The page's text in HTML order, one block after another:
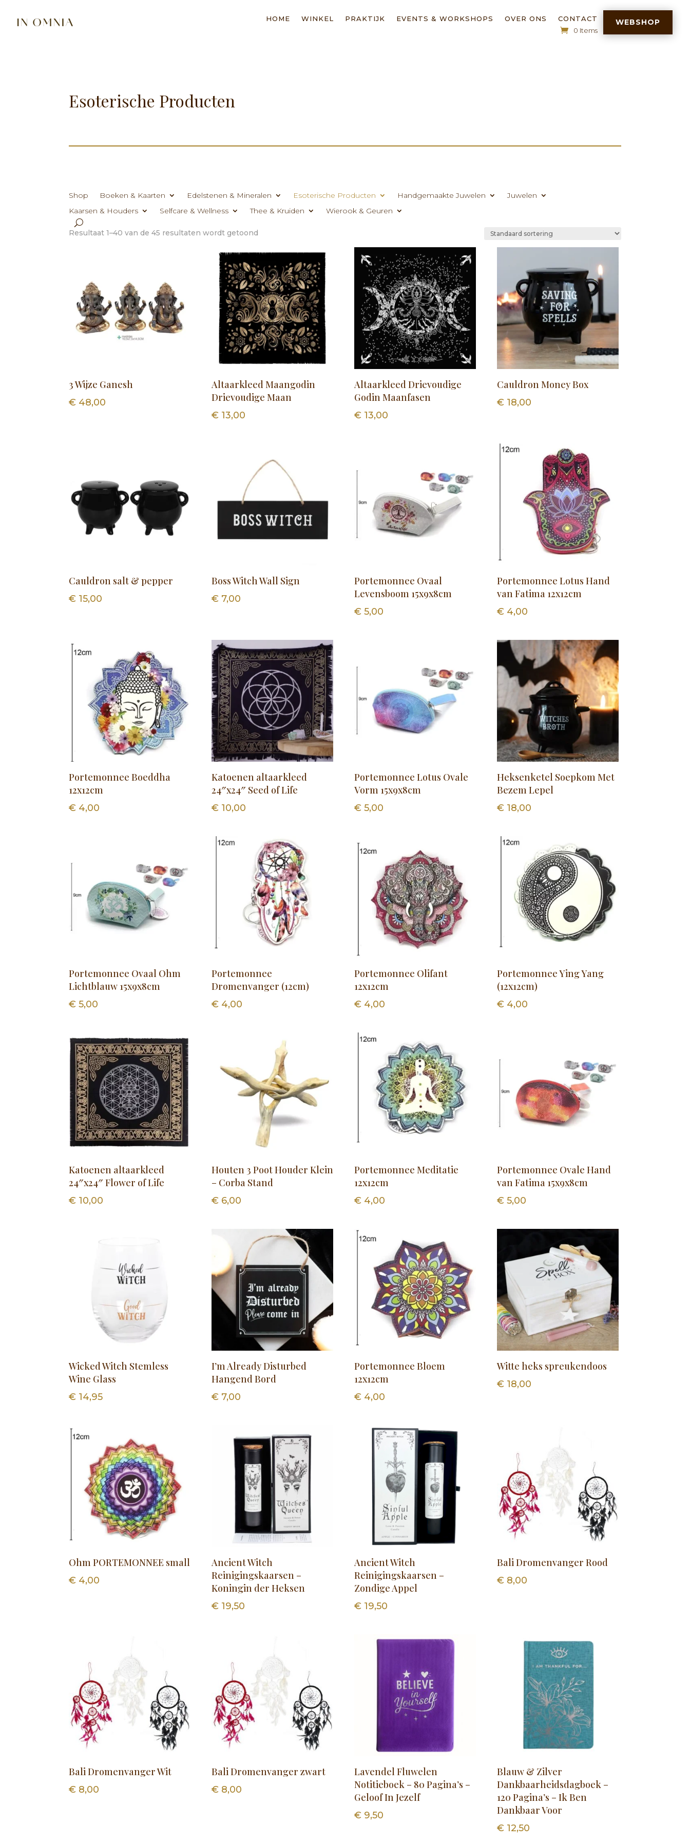
HOME WINKEL PRAKTIJK EVENTS & WORKSHOPS OVER ONS
CONTACT
0 Items
WEBSHOP
Esoterische Producten
Shop Boeken & Kaarten Edelstenen & Mineralen Esoterische Producten Handgemaakte Juwelen
Juwelen
Kaarsen & Houders
Selfcare & Wellness Thee & Kruiden Wierook & Geuren
Resultaat 1–40 van de 45 resultaten wordt getoond
3 Wijze Ganesh
€ 48,00
Altaarkleed Maangodin
Drievoudige Maan
€ 13,00
Altaarkleed Drievoudige
Godin Maanfasen
€ 13,00
Cauldron Money Box
€ 18,00
Cauldron salt & pepper
€ 15,00
Boss Witch Wall Sign
€ 7,00
Portemonnee Ovaal
Levensboom 15x9x8cm
€ 5,00
Portemonnee Lotus Hand
van Fatima 12x12cm
€ 4,00
Portemonnee Boeddha
12x12cm
€ 4,00
Katoenen altaarkleed
24″x24″ Seed of Life
€ 10,00
Portemonnee Lotus Ovale
Vorm 15x9x8cm
€ 5,00
Heksenketel Soepkom Met
Bezem Lepel
€ 18,00
Portemonnee Ovaal Ohm
Lichtblauw 15x9x8cm
€ 5,00
Portemonnee
Dromenvanger (12cm)
€ 4,00
Portemonnee Olifant
12x12cm
€ 4,00
Portemonnee Ying Yang
(12x12cm)
€ 4,00
Katoenen altaarkleed
24″x24″ Flower of Life
€ 10,00
Houten 3 Poot Houder Klein
– Corba Stand
€ 6,00
Portemonnee Meditatie
12x12cm
€ 4,00
Portemonnee Ovale Hand
van Fatima 15x9x8cm
€ 5,00
Wicked Witch Stemless
Wine Glass
€ 14,95
I’m Already Disturbed
Hangend Bord
€ 7,00
Portemonnee Bloem
12x12cm
€ 4,00
Witte heks spreukendoos
€ 18,00
Ohm PORTEMONNEE small
€ 4,00
Ancient Witch
Reinigingskaarsen –
Koningin der Heksen
€ 19,50
Ancient Witch
Reinigingskaarsen –
Zondige Appel
€ 19,50
Bali Dromenvanger Rood
€ 8,00
Bali Dromenvanger Wit
€ 8,00
Bali Dromenvanger zwart
€ 8,00
Lavendel Fluwelen
Notitieboek – 80 Pagina’s –
Geloof In Jezelf
€ 9,50
Blauw & Zilver
Dankbaarheidsdagboek –
120 Pagina’s – Ik Ben
Dankbaar Voor
€ 12,50